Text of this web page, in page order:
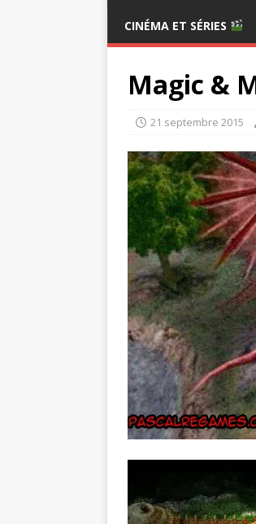
CINÉMA ET SÉRIES
Magic &
21 septembre 2015